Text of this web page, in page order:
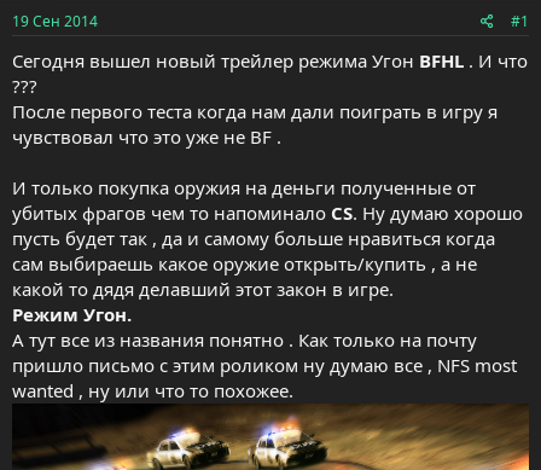
е
м
ы
л
19 Сен 2014 #1
Сегодня вышел новый трейлер режима Угон BFHL . И что
???
После первого теста когда нам дали поиграть в игру я
чувствовал что это уже не BF .
И только покупка оружия на деньги полученные от
убитых фрагов чем то напоминало CS. Ну думаю хорошо
пусть будет так , да и самому больше нравиться когда
сам выбираешь какое оружие открыть/купить , а не
какой то дядя делавший этот закон в игре.
Режим Угон.
А тут все из названия понятно . Как только на почту
пришло письмо с этим роликом ну думаю все , NFS most
wanted , ну или что то похожее.